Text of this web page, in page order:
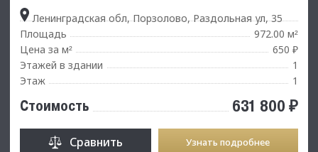
Ленинградская обл, Порзолово, Раздольная ул, 35
Площадь
972.00 м²
Цена за м²
650 ₽
Этажей в здании
1
Этаж
1
Стоимость 631 800 ₽
Сравнить Узнать подробнее